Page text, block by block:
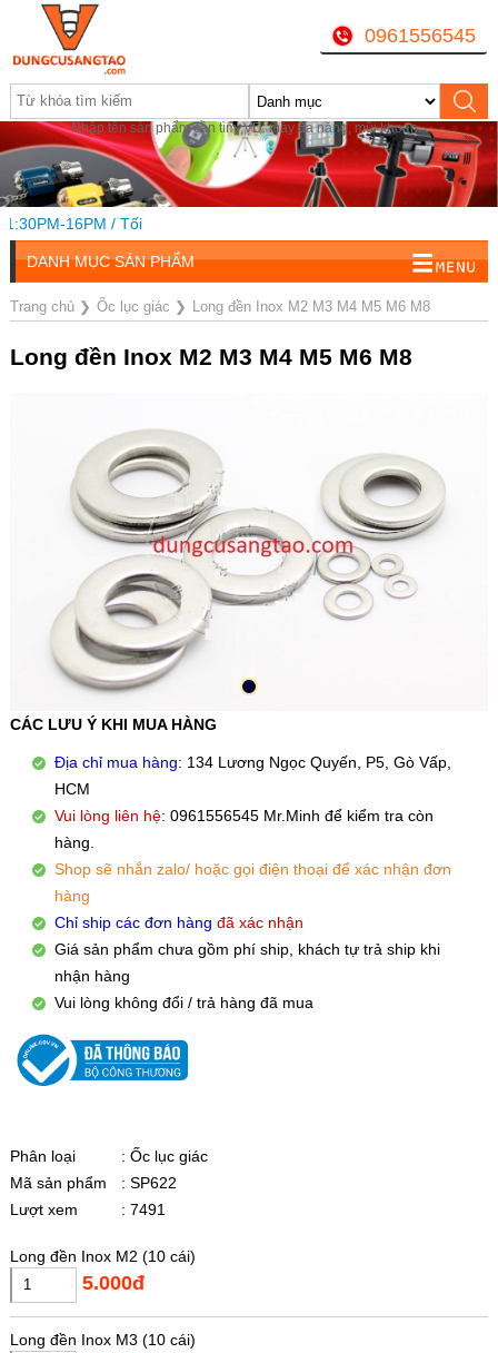
Nhập tên sản phẩm cần tìm, VD: máy đa năng, mũi khoan...
0961556545
16PM / Tối
DANH MỤC SẢN PHẨM
Trang chủ❯ Ốc lục giác ❯ Long đền Inox M2 M3 M4 M5 M6 M8
Long đền Inox M2 M3 M4 M5 M6 M8
CÁC LƯU Ý KHI MUA HÀNG
Địa chỉ mua hàng: 134 Lương Ngọc Quyến, P5, Gò Vấp,
HCM
Vui lòng liên hệ: 0961556545 Mr.Minh để kiểm tra còn
hàng.
Shop sẽ nhắn zalo/ hoặc gọi điện thoại để xác nhận đơn
hàng
Chỉ ship các đơn hàng đã xác nhận
Giá sản phẩm chưa gồm phí ship, khách tự trả ship khi
nhận hàng
Vui lòng không đổi / trả hàng đã mua
Phân loại
: Ốc lục giác
Mã sản phẩm
: SP622
Lượt xem
: 7491
Long đền Inox M2 (10 cái)
5.000đ
Long đền Inox M3 (10 cái)